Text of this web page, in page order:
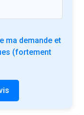
ma demande et
(fortement